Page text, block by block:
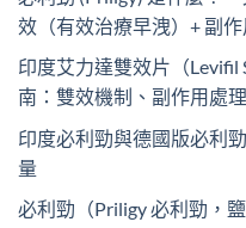
效（有效治療早洩）+ 副作
印度艾力達雙效片（Levifil
南：雙效機制、副作用處
印度必利勁與德國版必利
量
必利勁（Priligy 必利勁，